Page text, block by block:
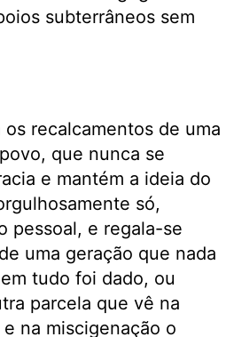
subterrâneos sem
recalcamentos de uma
que nunca se
e mantém a ideia do
só,
pessoal, e regala-se
uma geração que nada
tudo foi dado, ou
parcela que vê na
na miscigenação o